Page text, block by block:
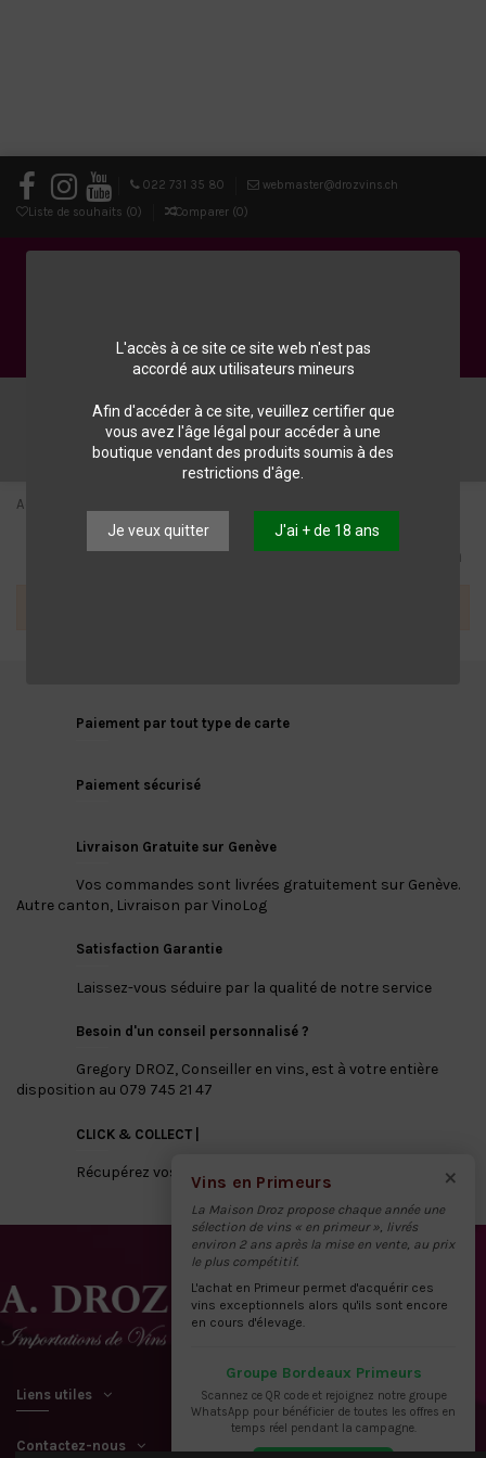
L'accès à ce site ce site web n'est pas
accordé aux utilisateurs mineurs
Afin d'accéder à ce site, veuillez certifier que
vous avez l'âge légal pour accéder à une
boutique vendant des produits soumis à des
restrictions d'âge.
Je veux quitter J'ai + de 18 ans
022 731 35 80
webmaster@drozvins.ch
Liste de souhaits (0) Comparer (0)
Chercher Connexion
Accueil
Liste des produits par marque Pata Negra
Paiement par tout type de carte
Paiement sécurisé
Livraison Gratuite sur Genève
Vos commandes sont livrées gratuitement sur Genève.
Autre canton, Livraison par VinoLog
Satisfaction Garantie
Laissez-vous séduire par la qualité de notre service
Besoin d'un conseil personnalisé ?
Gregory DROZ, Conseiller en vins, est à votre entière
disposition au 079 745 21 47
CLICK & COLLECT |
Récupérez vos vins directement à notre dépôt
Liens utiles
Contactez-nous
×
Vins en Primeurs
La Maison Droz propose chaque année une
sélection de vins « en primeur », livrés
environ 2 ans après la mise en vente, au prix
le plus compétitif.
L'achat en Primeur permet d'acquérir ces
vins exceptionnels alors qu'ils sont encore
en cours d'élevage.
Groupe Bordeaux Primeurs
Scannez ce QR code et rejoignez notre groupe
WhatsApp pour bénéficier de toutes les offres en
temps réel pendant la campagne.